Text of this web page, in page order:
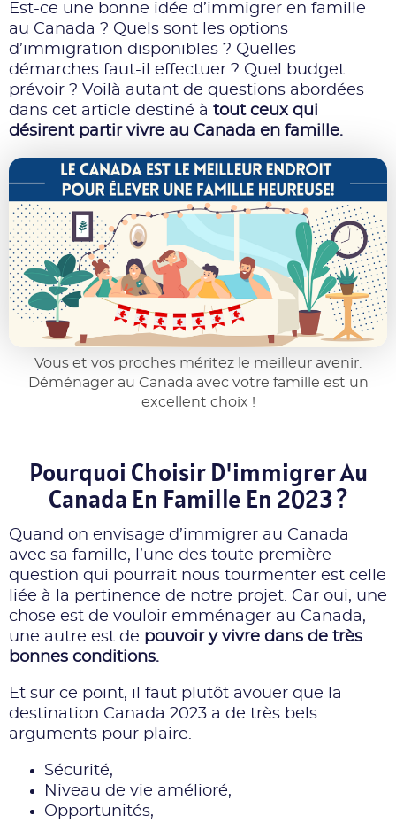
Est-ce une bonne idée d’immigrer en famille
au Canada ? Quels sont les options
d’immigration disponibles ? Quelles
démarches faut-il effectuer ? Quel budget
prévoir ? Voilà autant de questions abordées
dans cet article destiné à tout ceux qui
désirent partir vivre au Canada en famille.
Vous et vos proches méritez le meilleur avenir.
Déménager au Canada avec votre famille est un
excellent choix !
Pourquoi Choisir D'immigrer Au
Canada En Famille En 2023 ?
Quand on envisage d’immigrer au Canada
avec sa famille, l’une des toute première
question qui pourrait nous tourmenter est celle
liée à la pertinence de notre projet. Car oui, une
chose est de vouloir emménager au Canada,
une autre est de pouvoir y vivre dans de très
bonnes conditions.
Et sur ce point, il faut plutôt avouer que la
destination Canada 2023 a de très bels
arguments pour plaire.
Sécurité,
Niveau de vie amélioré,
Opportunités,